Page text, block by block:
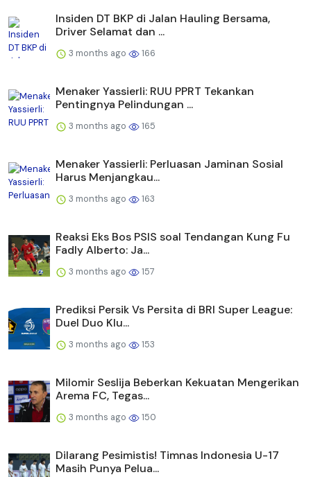
Insiden DT BKP di Jalan Hauling Bersama,
Driver Selamat dan ...
3 months ago 166
Menaker Yassierli: RUU PPRT Tekankan
Pentingnya Pelindungan ...
3 months ago 165
Menaker Yassierli: Perluasan Jaminan Sosial
Harus Menjangkau...
3 months ago 163
Reaksi Eks Bos PSIS soal Tendangan Kung Fu
Fadly Alberto: Ja...
3 months ago 157
Prediksi Persik Vs Persita di BRI Super League:
Duel Duo Klu...
3 months ago 153
Milomir Seslija Beberkan Kekuatan Mengerikan
Arema FC, Tegas...
3 months ago 150
Dilarang Pesimistis! Timnas Indonesia U-17
Masih Punya Pelua...